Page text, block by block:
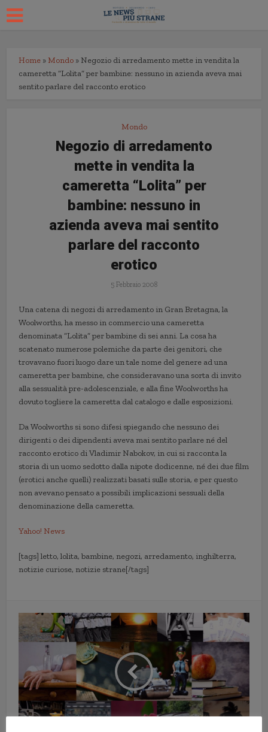
Home » Mondo » Negozio di arredamento mette in vendita la
cameretta “Lolita” per bambine: nessuno in azienda aveva mai
sentito parlare del racconto erotico
Mondo
Negozio di arredamento
mette in vendita la
cameretta “Lolita” per
bambine: nessuno in
azienda aveva mai sentito
parlare del racconto
erotico
5 Febbraio 2008
Una catena di negozi di arredamento in Gran Bretagna, la
Woolworths, ha messo in commercio una cameretta
denominata “Lolita” per bambine di sei anni. La cosa ha
scatenato numerose polemiche da parte dei genitori, che
trovavano fuori luogo dare un tale nome del genere ad una
cameretta per bambine, che consideravano una sorta di invito
alla sessualità pre-adolescenziale, e alla fine Woolworths ha
dovuto togliere la cameretta dal catalogo e dalle esposizioni.
Da Woolworths si sono difesi spiegando che nessuno dei
dirigenti o dei dipendenti aveva mai sentito parlare né del
racconto erotico di Vladimir Nabokov, in cui si racconta la
storia di un uomo sedotto dalla nipote dodicenne, né dei due film
(erotici anche quelli) realizzati basati sulle storia, e per questo
non avevano pensato a possibili implicazioni sessuali della
denominazione della cameretta.
Yahoo! News
[tags] letto, lolita, bambine, negozi, arredamento, inghilterra,
notizie curiose, notizie strane[/tags]